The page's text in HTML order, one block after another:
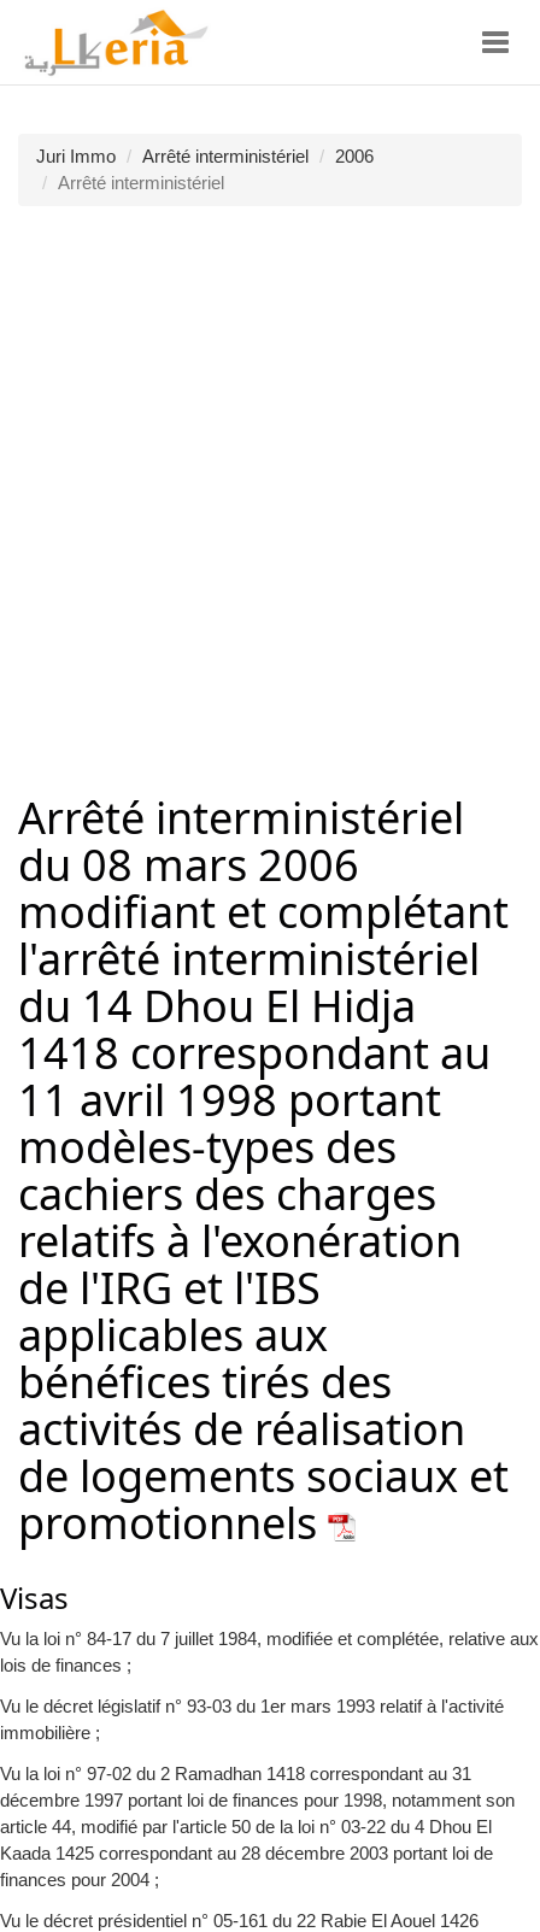
Juri Immo Arrêté interministériel
2006
Arrêté interministériel
Arrêté interministériel
du 08 mars 2006
modifiant et complétant
l'arrêté interministériel
du 14 Dhou El Hidja
1418 correspondant au
11 avril 1998 portant
modèles-types des
cachiers des charges
relatifs à l'exonération
de l'IRG et l'IBS
applicables aux
bénéfices tirés des
activités de réalisation
de logements sociaux et
promotionnels
Visas
Vu la loi n° 84-17 du 7 juillet 1984, modifiée et complétée, relative aux
lois de finances ;
Vu le décret législatif n° 93-03 du 1er mars 1993 relatif à l'activité
immobilière ;
Vu la loi n° 97-02 du 2 Ramadhan 1418 correspondant au 31
décembre 1997 portant loi de finances pour 1998, notamment son
article 44, modifié par l'article 50 de la loi n° 03-22 du 4 Dhou El
Kaada 1425 correspondant au 28 décembre 2003 portant loi de
finances pour 2004 ;
Vu le décret présidentiel n° 05-161 du 22 Rabie El Aouel 1426